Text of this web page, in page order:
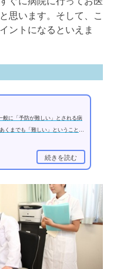
思います。そして、こ
ントになるといえま
般に「予防が難しい」とされる病
くまでも「難しい」ということで
続きを読む